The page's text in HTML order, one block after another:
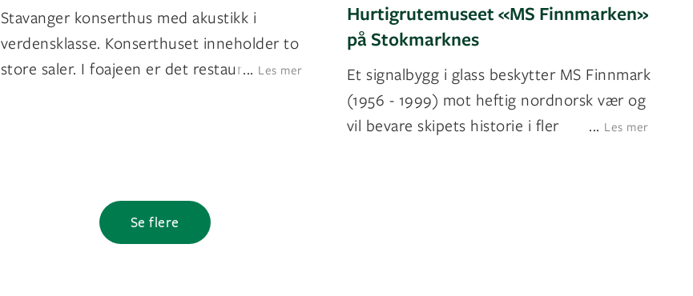
Stavanger konserthus med akustikk i
verdensklasse. Konserthuset inneholder to
store saler. I foajeen er det restaurant, bar
... Les mer
Hurtigrutemuseet «MS Finnmarken»
på Stokmarknes
Et signalbygg i glass beskytter MS Finnmark
(1956 - 1999) mot heftig nordnorsk vær og
vil bevare skipets historie i fler
... Les mer
Se flere